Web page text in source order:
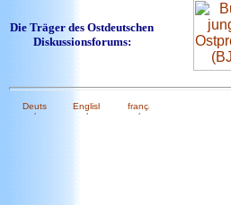
Die Träger des Ostdeutschen
Diskussionsforums: